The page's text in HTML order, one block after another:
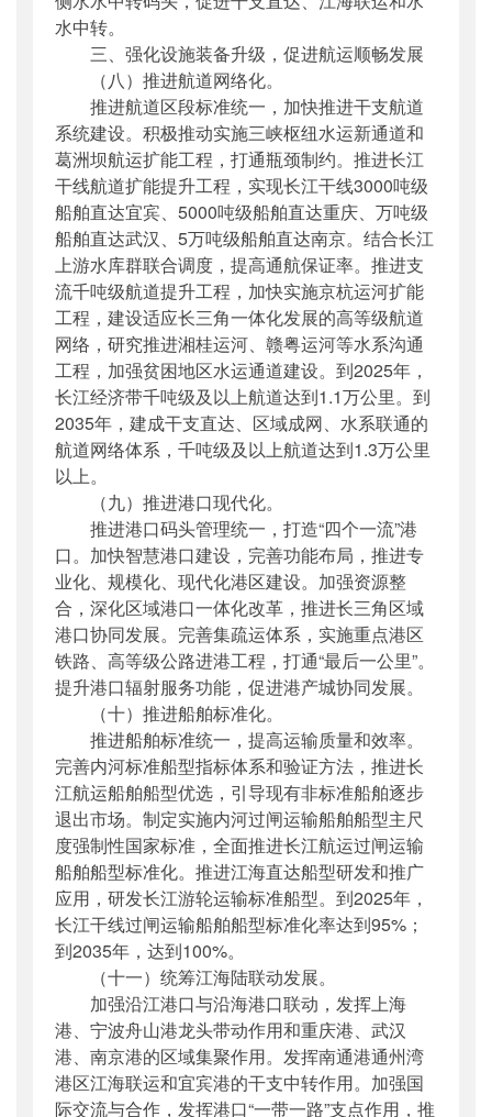
水中转。
三、强化设施装备升级，促进航运顺畅发展
（八）推进航道网络化。
推进航道区段标准统一，加快推进干支航道
系统建设。积极推动实施三峡枢纽水运新通道和
葛洲坝航运扩能工程，打通瓶颈制约。推进长江
干线航道扩能提升工程，实现长江干线3000吨级
船舶直达宜宾、5000吨级船舶直达重庆、万吨级
船舶直达武汉、5万吨级船舶直达南京。结合长江
上游水库群联合调度，提高通航保证率。推进支
流千吨级航道提升工程，加快实施京杭运河扩能
工程，建设适应长三角一体化发展的高等级航道
网络，研究推进湘桂运河、赣粤运河等水系沟通
工程，加强贫困地区水运通道建设。到2025年，
长江经济带千吨级及以上航道达到1.1万公里。到
2035年，建成干支直达、区域成网、水系联通的
航道网络体系，千吨级及以上航道达到1.3万公里
以上。
（九）推进港口现代化。
推进港口码头管理统一，打造“四个一流”港
口。加快智慧港口建设，完善功能布局，推进专
业化、规模化、现代化港区建设。加强资源整
合，深化区域港口一体化改革，推进长三角区域
港口协同发展。完善集疏运体系，实施重点港区
铁路、高等级公路进港工程，打通“最后一公里”。
提升港口辐射服务功能，促进港产城协同发展。
（十）推进船舶标准化。
推进船舶标准统一，提高运输质量和效率。
完善内河标准船型指标体系和验证方法，推进长
江航运船舶船型优选，引导现有非标准船舶逐步
退出市场。制定实施内河过闸运输船舶船型主尺
度强制性国家标准，全面推进长江航运过闸运输
船舶船型标准化。推进江海直达船型研发和推广
应用，研发长江游轮运输标准船型。到2025年，
长江干线过闸运输船舶船型标准化率达到95%；
到2035年，达到100%。
（十一）统筹江海陆联动发展。
加强沿江港口与沿海港口联动，发挥上海
港、宁波舟山港龙头带动作用和重庆港、武汉
港、南京港的区域集聚作用。发挥南通港通州湾
港区江海联运和宜宾港的干支中转作用。加强国
际交流与合作，发挥港口“一带一路”支点作用，推